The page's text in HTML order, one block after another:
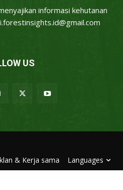
informasi kehutanan
US
& Kerja sama Languages